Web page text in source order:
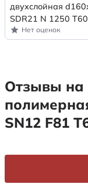
двухслойная
SDR21 N 1250 Т60
Нет оценок
Отзывы на
SN12 F81